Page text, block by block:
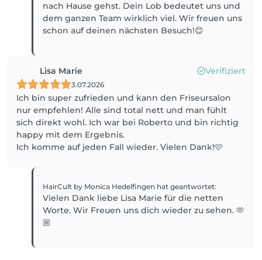
nach Hause gehst. Dein Lob bedeutet uns und
dem ganzen Team wirklich viel. Wir freuen uns
schon auf deinen nächsten Besuch!😊
Lisa Marie Verifiziert
3.07.2026
Ich bin super zufrieden und kann den Friseursalon
nur empfehlen! Alle sind total nett und man fühlt
sich direkt wohl. Ich war bei Roberto und bin richtig
happy mit dem Ergebnis.
Ich komme auf jeden Fall wieder. Vielen Dank!🩷
HairCult by Monica Hedelfingen hat geantwortet:
Vielen Dank liebe Lisa Marie für die netten
Worte. Wir Freuen uns dich wieder zu sehen. 🫶
🏼